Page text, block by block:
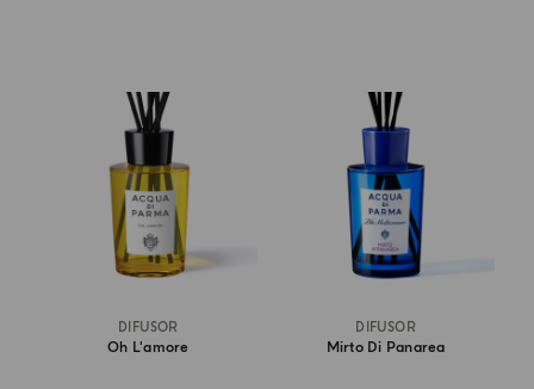
DIFUSOR
Oh L'amore
DIFUSOR
Mirto Di Panarea